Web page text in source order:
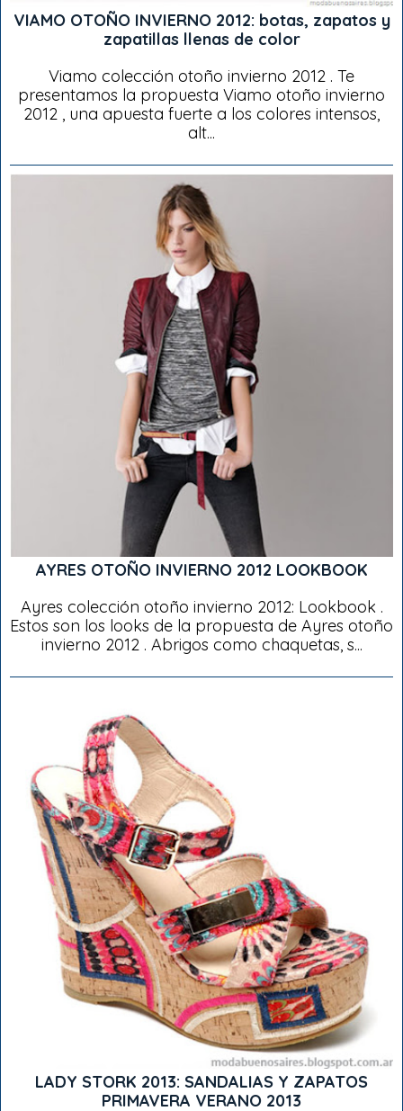
VIAMO OTOÑO INVIERNO 2012: botas, zapatos y
zapatillas llenas de color
Viamo colección otoño invierno 2012 . Te
presentamos la propuesta Viamo otoño invierno
2012 , una apuesta fuerte a los colores intensos,
alt...
AYRES OTOÑO INVIERNO 2012 LOOKBOOK
Ayres colección otoño invierno 2012: Lookbook .
Estos son los looks de la propuesta de Ayres otoño
invierno 2012 . Abrigos como chaquetas, s...
LADY STORK 2013: SANDALIAS Y ZAPATOS
PRIMAVERA VERANO 2013